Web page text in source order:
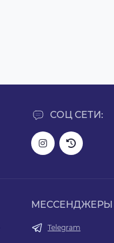
СОЦ СЕТИ:
МЕССЕНДЖЕРЫ
Telegram